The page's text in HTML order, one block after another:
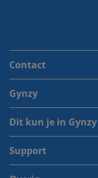
Contact
Gynzy
Dit kun je in Gynzy
Support